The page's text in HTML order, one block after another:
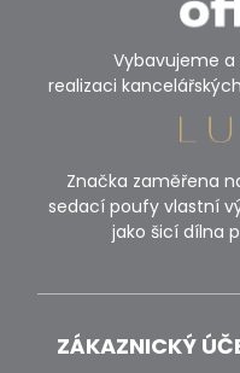
Vybavujeme
realizaci
Značka zaměřena
sedací poufy vlastní
jako šicí dílna
ZÁKAZNICKÝ